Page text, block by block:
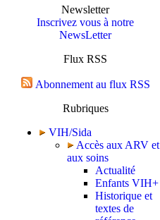
Newsletter
Inscrivez vous à notre
NewsLetter
Flux RSS
Abonnement au flux RSS
Rubriques
VIH/Sida
Accès aux ARV et
aux soins
Actualité
Enfants VIH+
Historique et
textes de